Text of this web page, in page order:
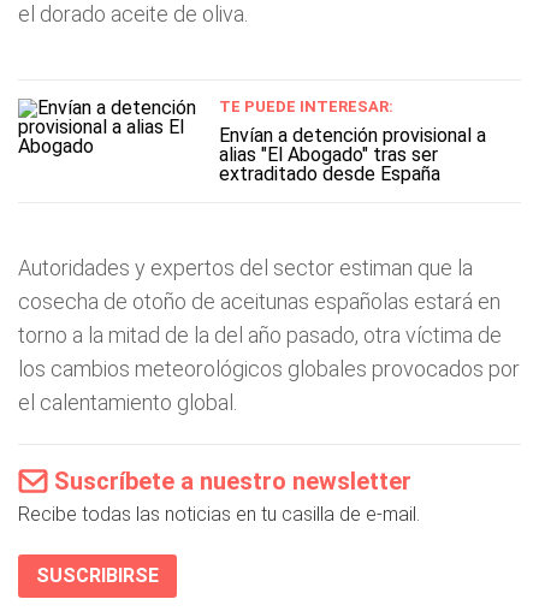
el dorado aceite de oliva.
TE PUEDE INTERESAR:
Envían a detención provisional a
alias "El Abogado" tras ser
extraditado desde España
Autoridades y expertos del sector estiman que la
cosecha de otoño de aceitunas españolas estará en
torno a la mitad de la del año pasado, otra víctima de
los cambios meteorológicos globales provocados por
el calentamiento global.
Suscríbete a nuestro newsletter
Recibe todas las noticias en tu casilla de e-mail.
SUSCRIBIRSE